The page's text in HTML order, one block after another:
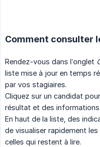
Comment consulter
Rendez-vous dans l’onglet
liste mise à jour en temps
par vos stagiaires.
Cliquez sur un candidat
résultat et des informations
En haut de la liste, des
de visualiser rapidement
celles qui restent à lire.